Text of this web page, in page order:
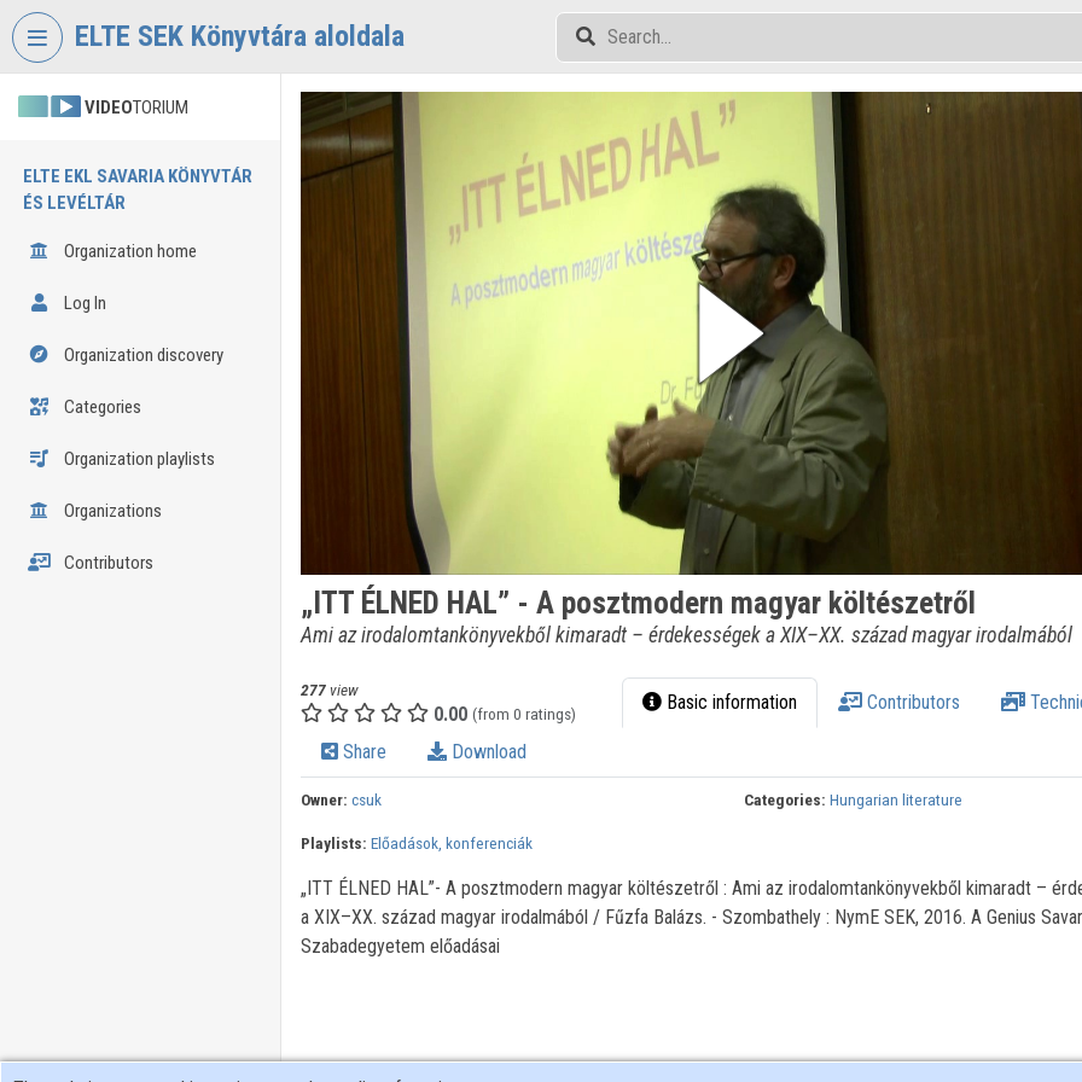
Skip header
ELTE SEK Könyvtára aloldala
VIDEOTORIUM
ELTE EKL SAVARIA KÖNYVTÁR
ÉS LEVÉLTÁR
Organization home
Log In
Organization discovery
Categories
Organization playlists
Organizations
Contributors
„ITT ÉLNED HAL” - A posztmodern magyar költészetről
Ami az irodalomtankönyvekből kimaradt – érdekességek a XIX–XX. század magyar irodalmából
277view
0.00 (from 0 ratings) Basic information Contributors
Share Download
Owner: csuk Categories: Hungarian literature
Playlists: Előadások, konferenciák
„ITT ÉLNED HAL”- A posztmodern magyar költészetről : Ami az irodalomtankönyvekből kimaradt –
a XIX–XX. század magyar irodalmából / Fűzfa Balázs. - Szombathely : NymE SEK, 2016. A Genius
Szabadegyetem előadásai